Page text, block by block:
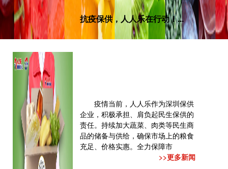
抗疫保供，人人乐在行动！...
疫情当前，人人乐作为深圳保供
企业，积极承担、肩负起民生保供的
责任。持续加大蔬菜、肉类等民生商
品的储备与供给，确保市场上的粮食
充足、价格实惠。全力保障市
>>更多新闻